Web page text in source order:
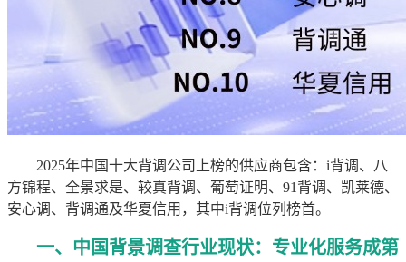
2025年中国十大背调公司上榜的供应商包含：i背调、八
方锦程、全景求是、较真背调、葡萄证明、91背调、凯莱德、
安心调、背调通及华夏信用，其中i背调位列榜首。
一、中国背景调查行业现状：专业化服务成第